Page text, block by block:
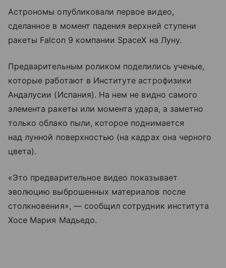
Астрономы опубликовали первое видео,
сделанное в момент падения верхней ступени
ракеты Falcon 9 компании SpaceX на Луну.
Предварительным роликом поделились ученые,
которые работают в Институте астрофизики
Андалусии (Испания). На нем не видно самого
элемента ракеты или момента удара, а заметно
только облако пыли, которое поднимается
над лунной поверхностью (на кадрах она черного
цвета).
«Это предварительное видео показывает
эволюцию выброшенных материалов после
столкновения», — сообщил сотрудник института
Хосе Мария Мадьедо.